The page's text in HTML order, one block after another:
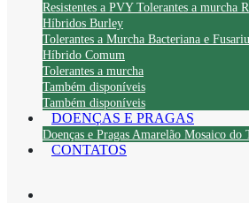
Resistentes a PVY Tolerantes a murcha
Híbridos Burley
Tolerantes a Murcha Bacteriana e
Híbrido Comum
Tolerantes a murcha
Também disponíveis
Também disponíveis
DOENÇAS E PRAGAS
Doenças e Pragas Amarelão Mosaico do
CONTATOS